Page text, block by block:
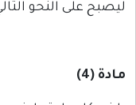
ليصبح على النحو
مادة (4)